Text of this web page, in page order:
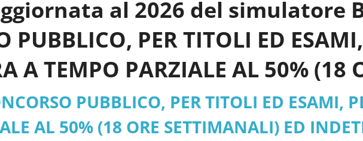
al 2026 del simulatore
PUBBLICO, PER TITOLI ED
A TEMPO PARZIALE AL 50% (18
DI N. 1 POSTO DI
DEGLI OPERATORI ESPERTI,
PUBBLICO, PER TITOLI ED ESAMI,
AL 50% (18 ORE SETTIMANALI) ED